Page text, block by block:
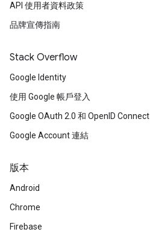
API 使用者資料政策
品牌宣傳指南
Stack Overflow
Google Identity
使用 Google 帳戶登入
Google OAuth 2.0 和 OpenID Connect
Google Account 連結
版本
Android
Chrome
Firebase